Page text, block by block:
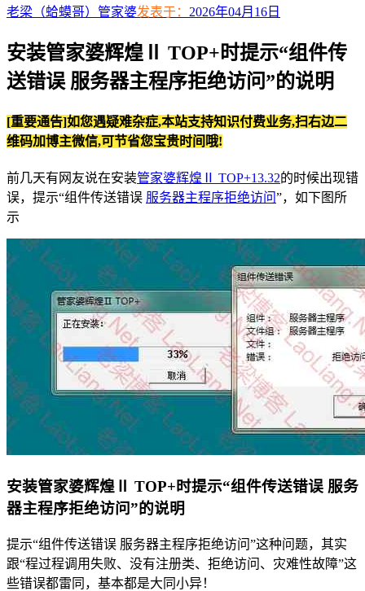
老梁（蛤蟆哥） 管家婆发表于： 2026年04月16日
安装管家婆辉煌Ⅱ TOP+时提示“组件传
送错误 服务器主程序拒绝访问”的说明
[重要通告]如您遇疑难杂症,本站支持知识付费业务,扫右边二
维码加博主微信,可节省您宝贵时间哦!
前几天有网友说在安装管家婆辉煌Ⅱ TOP+13.32的时候出现错
误，提示“组件传送错误 服务器主程序拒绝访问”，如下图所
示
安装管家婆辉煌Ⅱ TOP+时提示“组件传送错误 服务
器主程序拒绝访问”的说明
提示“组件传送错误 服务器主程序拒绝访问”这种问题，其实
跟“程过程调用失败、没有注册类、拒绝访问、灾难性故障”这
些错误都雷同，基本都是大同小异！